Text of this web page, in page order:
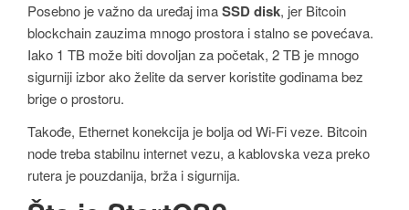
Posebno je važno da uređaj imaSSD disk, jer Bitcoin
blockchain zauzima mnogo prostora i stalno se povećava.
Iako 1 TB može biti dovoljan za početak, 2 TB je mnogo
sigurniji izbor ako želite da server koristite godinama bez
brige o prostoru.
Takođe, Ethernet konekcija je bolja od Wi-Fi veze. Bitcoin
node treba stabilnu internet vezu, a kablovska veza preko
rutera je pouzdanija, brža i sigurnija.